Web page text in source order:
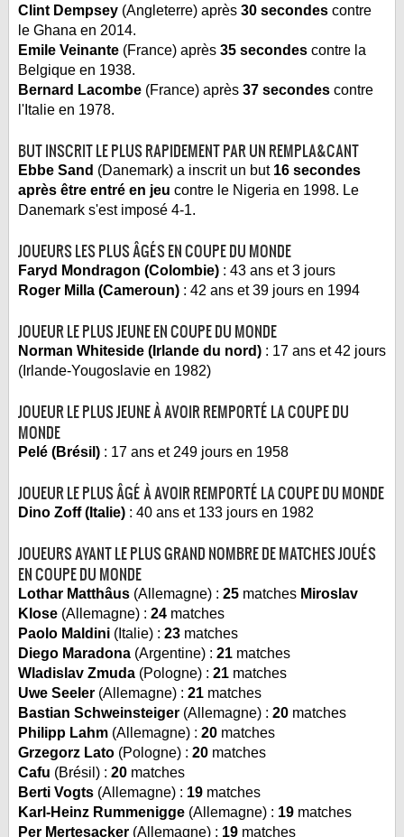
Clint Dempsey(Angleterre) après 30 secondescontre
le Ghana en 2014.
Emile Veinante(France) après 35 secondescontre la
Belgique en 1938.
Bernard Lacombe(France) après 37 secondescontre
l'Italie en 1978.
BUT INSCRIT LE PLUS RAPIDEMENT PAR UN REMPLA&CANT
Ebbe Sand (Danemark) a inscrit un but 16 secondes
après être entré en jeu contre le Nigeria en 1998. Le
Danemark s'est imposé 4-1.
JOUEURS LES PLUS ÂGÉS EN COUPE DU MONDE
Faryd Mondragon (Colombie): 43 ans et 3 jours
Roger Milla (Cameroun): 42 ans et 39 jours en 1994
JOUEUR LE PLUS JEUNE EN COUPE DU MONDE
Norman Whiteside (Irlande du nord): 17 ans et 42 jours
(Irlande-Yougoslavie en 1982)
JOUEUR LE PLUS JEUNE À AVOIR REMPORTÉ LA COUPE DU
MONDE
Pelé (Brésil): 17 ans et 249 jours en 1958
JOUEUR LE PLUS ÂGÉ À AVOIR REMPORTÉ LA COUPE DU MONDE
Dino Zoff (Italie): 40 ans et 133 jours en 1982
JOUEURS AYANT LE PLUS GRAND NOMBRE DE MATCHES JOUÉS
EN COUPE DU MONDE
Lothar Matthâus(Allemagne) : 25matches Miroslav
Klose(Allemagne) : 24matches
Paolo Maldini(Italie) : 23matches
Diego Maradona(Argentine) : 21matches
Wladislav Zmuda(Pologne) : 21matches
Uwe Seeler(Allemagne) : 21matches
Bastian Schweinsteiger(Allemagne) : 20matches
Philipp Lahm(Allemagne) : 20matches
Grzegorz Lato(Pologne) : 20matches
Cafu (Brésil) : 20matches
Berti Vogts(Allemagne) : 19matches
Karl-Heinz Rummenigge(Allemagne) : 19matches
Per Mertesacker(Allemagne) : 19matches